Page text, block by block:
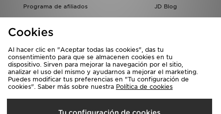
Programa de afiliados
JD Blog
del grupo JD - Whistleblowing
Selecciona País
Cookies
Al hacer clic en "Aceptar todas las cookies", das tu
consentimiento para que se almacenen cookies en tu
dispositivo. Sirven para mejorar la navegación por el sitio,
analizar el uso del mismo y ayudarnos a mejorar el marketing.
Puedes modificar tus preferencias en "Tu configuración de
cookies". Saber más sobre nuestra Política de cookies